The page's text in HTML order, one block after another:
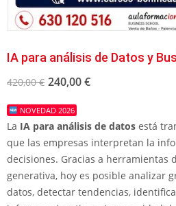
IA para análisis de Datos y
420,00€ 240,00€
NOVEDAD 2026
La IA para análisis de datos está
que las empresas interpretan la
decisiones. Gracias a herramientas
generativa, hoy es posible analizar
datos, detectar tendencias,